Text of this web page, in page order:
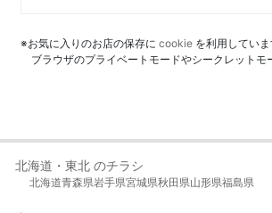
※お気に入りのお店の保存に cookie を利用していま
ブラウザのプライベートモードやシークレット
北海道・東北 のチラシ
北海道青森県岩手県宮城県秋田県山形県福島県